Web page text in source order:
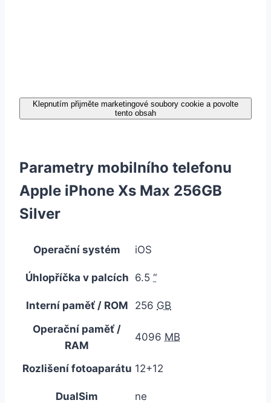
Klepnutím přijměte marketingové soubory cookie a povolte
tento obsah
Parametry mobilního telefonu
Apple iPhone Xs Max 256GB
Silver
Operační systém iOS
Úhlopříčka v palcích 6.5 “
Interní paměť / ROM 256 GB
Operační paměť /
RAM
4096 MB
Rozlišení fotoaparátu 12+12
DualSim ne